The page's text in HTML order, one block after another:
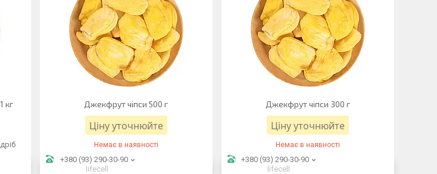
кг Джекфрут чіпси 500 г
Ціну уточнюйте
Немає в наявності
+380 (93) 290-30-90
lifecell
Джекфрут чіпси 300 г
Ціну уточнюйте
Немає в наявності
+380 (93) 290-30-90
lifecell